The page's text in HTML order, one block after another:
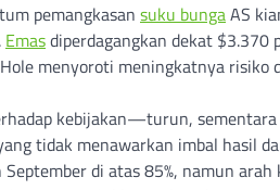
pemangkasan suku bungaAS
Emasdiperdagangkan dekat $3.370
menyoroti meningkatnya risiko
kebijakan—turun, sementara
tidak menawarkan imbal hasil
di atas 85%, namun